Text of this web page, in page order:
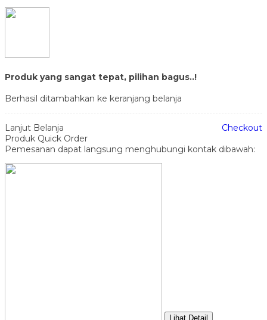
Produk yang sangat tepat, pilihan bagus..!
Berhasil ditambahkan ke keranjang belanja
Lanjut Belanja
Checkout
Produk Quick Order
Pemesanan dapat langsung menghubungi kontak dibawah:
Lihat Detail